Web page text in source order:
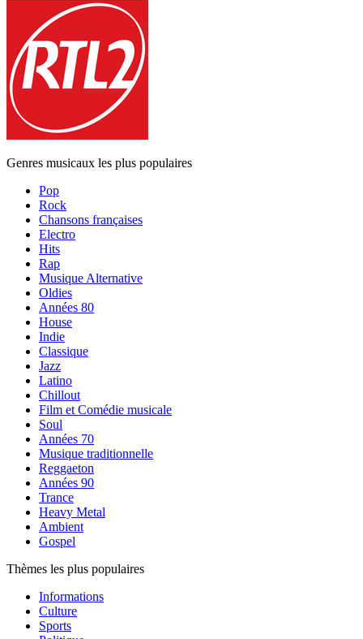
Genres musicaux les plus populaires
Pop
Rock
Chansons françaises
Electro
Hits
Rap
Musique Alternative
Oldies
Années 80
House
Indie
Classique
Jazz
Latino
Chillout
Film et Comédie musicale
Soul
Années 70
Musique traditionnelle
Reggaeton
Années 90
Trance
Heavy Metal
Ambient
Gospel
Thèmes les plus populaires
Informations
Culture
Sports